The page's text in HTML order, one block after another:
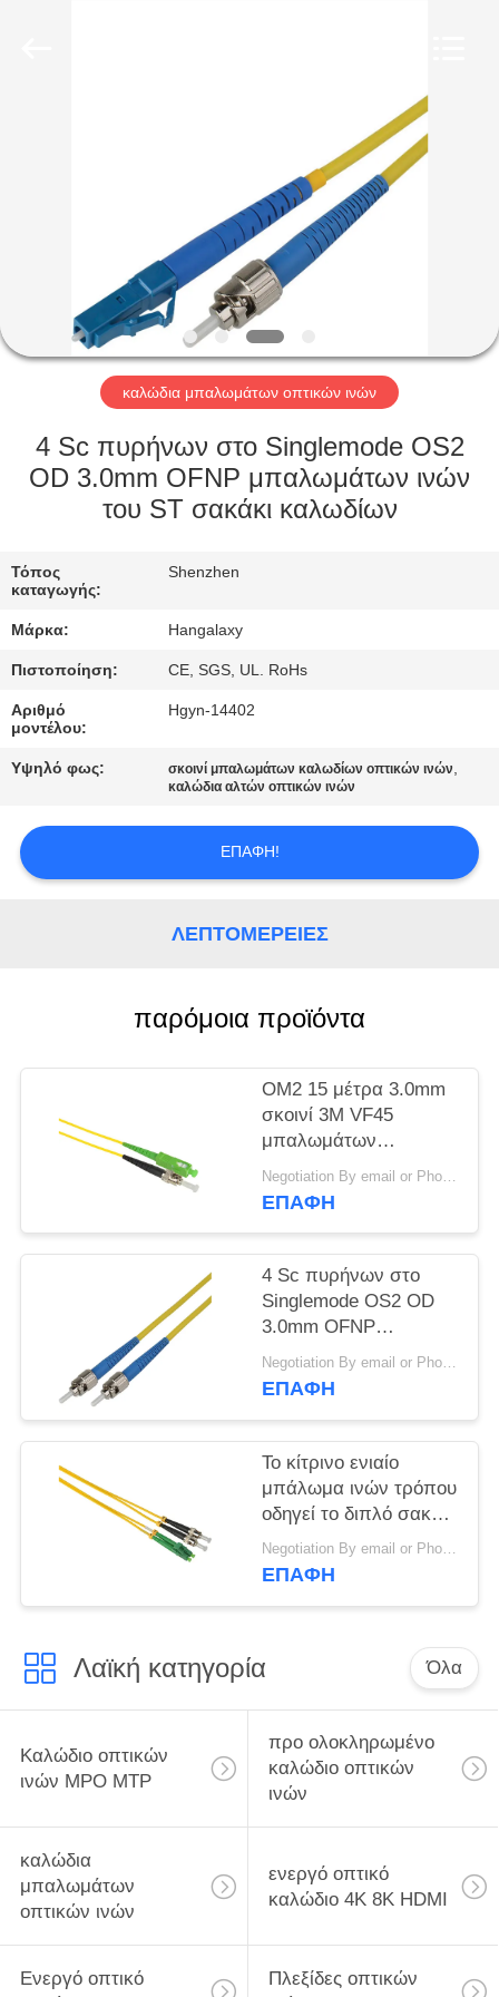
ΠΕΡΊΠΟΥ
ΕΜΕΊΣ
ΓΎΡΟΣ
ΕΡΓΟΣΤΑΣΊΩΝ
ΈΛΕΓΧΟΣ
ΜΑΣ
ΕΛΆΤΕ
ΣΕ
ΕΠΑΦΉ
ΖΗΤΉΣΤΕ
ΑΠΌΣΠΑΣΜΑ
SITEMAP
PRIVACY
καλώδια μπαλωμάτων οπτικών ινών
4 Sc πυρήνων στο Singlemode OS2
OD 3.0mm OFNP μπαλωμάτων ινών
του ST σακάκι καλωδίων
Τόπος
καταγωγής:
Shenzhen
Μάρκα: Hangalaxy
Πιστοποίηση: CE, SGS, UL. RoHs
Αριθμό
μοντέλου:
Hgyn-14402
Υψηλό φως: σκοινί μπαλωμάτων καλωδίων οπτικών ινών,
καλώδια αλτών οπτικών ινών
ΕΠΑΦΉ!
ΛΕΠΤΟΜΈΡΕΙΕΣ
παρόμοια προϊόντα
OM2 15 μέτρα 3.0mm
σκοινί 3M VF45
μπαλωμάτων
καλωδίων οπτικών
ινών σε LC
Negotiation By email or Phone Call MOQ:Το ρητό MOQ είναι 10pcs
ΕΠΑΦΉ
4 Sc πυρήνων στο
Singlemode OS2 OD
3.0mm OFNP
μπαλωμάτων ινών του
ST σακάκι καλωδίων
Negotiation By email or Phone Call MOQ:Το ρητό MOQ είναι 10pcs
ΕΠΑΦΉ
Το κίτρινο ενιαίο
μπάλωμα ινών τρόπου
οδηγεί το διπλό σακάκι
10m 2.0mm Sc LC
LSZH
Negotiation By email or Phone Call MOQ:Το ρητό MOQ είναι 10pcs
ΕΠΑΦΉ
Λαϊκή κατηγορία Όλα
Καλώδιο οπτικών
ινών MPO MTP
προ ολοκληρωμένο
καλώδιο οπτικών
ινών
καλώδια
μπαλωμάτων
οπτικών ινών
ενεργό οπτικό
καλώδιο 4K 8K HDMI
Ενεργό οπτικό
Πλεξίδες οπτικών